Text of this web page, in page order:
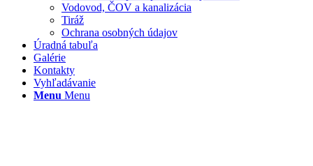
Vodovod, ČOV a kanalizácia
Tiráž
Ochrana osobných údajov
Úradná tabuľa
Galérie
Kontakty
Vyhľadávanie
Menu Menu